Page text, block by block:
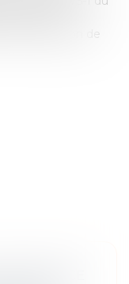
un avocat
condition de